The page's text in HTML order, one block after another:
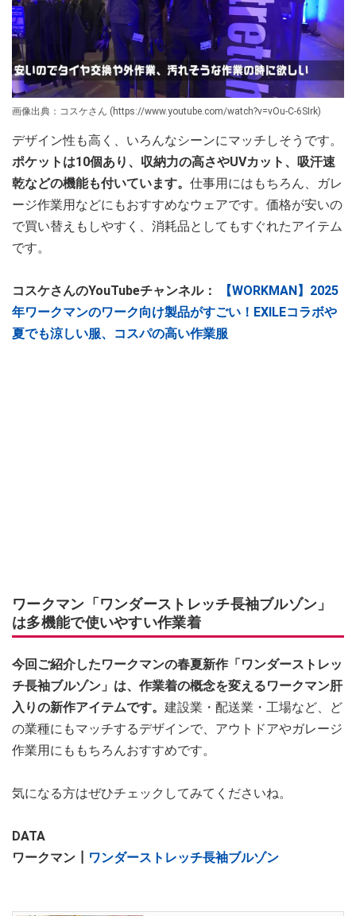
画像出典：コスケさん (https://www.youtube.com/watch?v=vOu-C-6SIrk)
デザイン性も高く、いろんなシーンにマッチしそうです。
ポケットは10個あり、収納力の高さやUVカット、吸汗速
乾などの機能も付いています。 仕事用にはもちろん、ガレ
ージ作業用などにもおすすめなウェアです。価格が安いの
で買い替えもしやすく、消耗品としてもすぐれたアイテム
です。
コスケさんのYouTubeチャンネル：
【WORKMAN】2025
年ワークマンのワーク向け製品がすごい！EXILEコラボや
夏でも涼しい服、コスパの高い作業服
ワークマン「ワンダーストレッチ長袖ブルゾン」
は多機能で使いやすい作業着
今回ご紹介したワークマンの春夏新作「ワンダーストレッ
チ長袖ブルゾン」は、作業着の概念を変えるワークマン肝
入りの新作アイテムです。 建設業・配送業・工場など、ど
の業種にもマッチするデザインで、アウトドアやガレージ
作業用にももちろんおすすめです。
気になる方はぜひチェックしてみてくださいね。
DATA
ワークマン┃
ワンダーストレッチ長袖ブルゾン